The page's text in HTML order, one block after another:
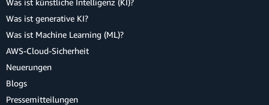
Was ist künstliche Intelligenz (KI)?
Was ist generative KI?
Was ist Machine Learning (ML)?
AWS-Cloud-Sicherheit
Neuerungen
Blogs
Pressemitteilungen